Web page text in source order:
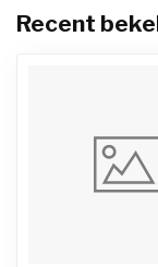
Recent